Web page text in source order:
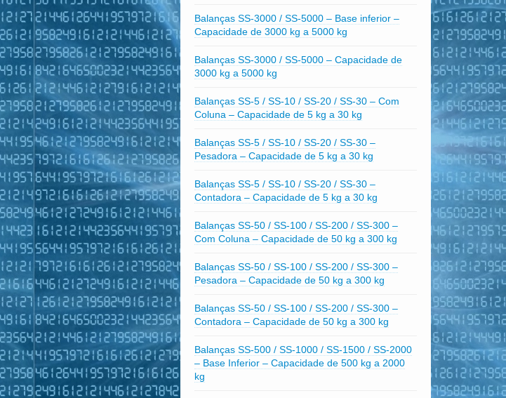
Balanças SS-3000 / SS-5000 – Base inferior –
Capacidade de 3000 kg a 5000 kg
Balanças SS-3000 / SS-5000 – Capacidade de
3000 kg a 5000 kg
Balanças SS-5 / SS-10 / SS-20 / SS-30 – Com
Coluna – Capacidade de 5 kg a 30 kg
Balanças SS-5 / SS-10 / SS-20 / SS-30 –
Pesadora – Capacidade de 5 kg a 30 kg
Balanças SS-5 / SS-10 / SS-20 / SS-30 –
Contadora – Capacidade de 5 kg a 30 kg
Balanças SS-50 / SS-100 / SS-200 / SS-300 –
Com Coluna – Capacidade de 50 kg a 300 kg
Balanças SS-50 / SS-100 / SS-200 / SS-300 –
Pesadora – Capacidade de 50 kg a 300 kg
Balanças SS-50 / SS-100 / SS-200 / SS-300 –
Contadora – Capacidade de 50 kg a 300 kg
Balanças SS-500 / SS-1000 / SS-1500 / SS-2000
– Base Inferior – Capacidade de 500 kg a 2000
kg